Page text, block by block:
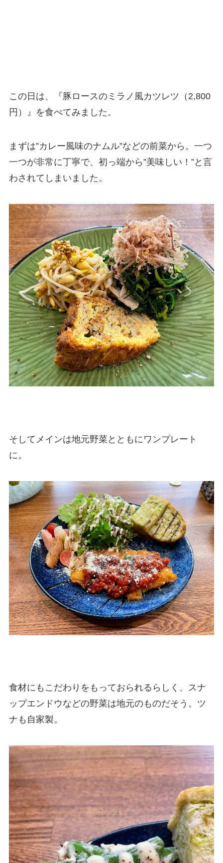
この日は、『豚ロースのミラノ風カツレツ（2,800
円）』を食べてみました。
まずは”カレー風味のナムル”などの前菜から。一つ
一つが非常に丁寧で、初っ端から”美味しい！”と言
わされてしまいました。
そしてメインは地元野菜とともにワンプレート
に。
食材にもこだわりをもっておられるらしく、スナ
ップエンドウなどの野菜は地元のものだそう。ツ
ナも自家製。